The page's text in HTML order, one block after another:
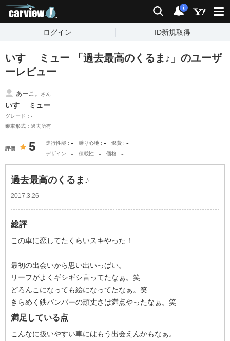
検索 通知
i
ログイン ID新規取得
いすゞ ミュー 「過去最高のくるま♪」のユーザ
ーレビュー
あーこ。 さん
いすゞ ミュー
グレード：-
乗車形式：過去所有
評価 5 走行性能 - 乗り心地 - 燃費 -
デザイン - 積載性 - 価格 -
過去最高のくるま♪
2017.3.26
総評
この車に恋してたくらいスキやった！
最初の出会いから思い出いっぱい。
リーフがよくギシギシ言ってたなぁ。笑
どろんこになっても絵になってたなぁ。笑
きらめく鉄バンパーの頑丈さは満点やったなぁ。笑
満足している点
こんなに扱いやすい車にはもう出会えんかもなぁ。